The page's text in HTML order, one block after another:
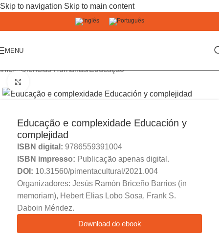
Skip to navigation Skip to main content
MENU
Início/Ciências Humanas/Educação
Educação e complexidade Educación y
complejidad
ISBN digital: 9786559391004
ISBN impresso: Publicação apenas digital.
DOI: 10.31560/pimentacultural/2021.004
Organizadores: Jesús Ramón Briceño Barrios (in
memoriam), Hebert Elias Lobo Sosa, Frank S.
Daboin Méndez.
Download do ebook